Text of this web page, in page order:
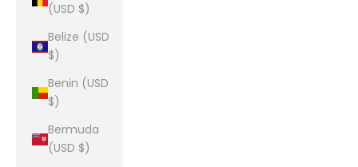
(USD $)
Belize (USD
$)
Benin (USD
$)
Bermuda
(USD $)